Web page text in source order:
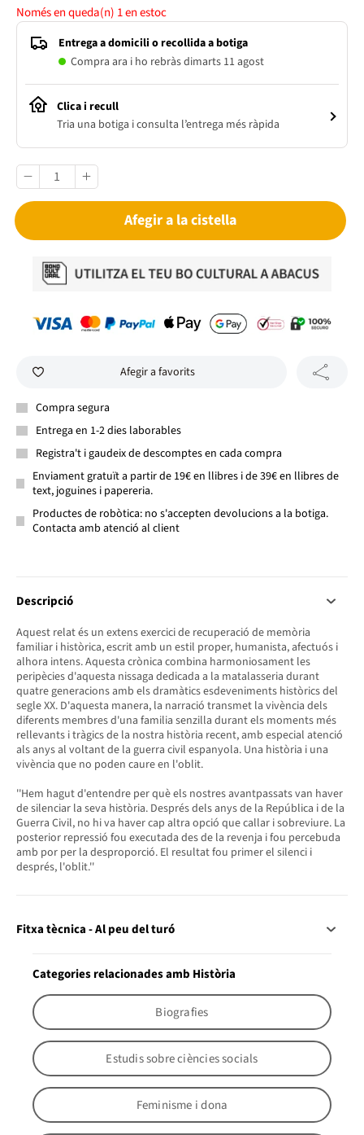
Només en queda(n) 1en estoc
Entrega a domicili o recollida a botiga
Compra ara i ho rebràs dimarts 11 agost
Clica i recull
Tria una botiga i consulta l’entrega més ràpida
Afegir a la cistella
Afegir a favorits
Compra segura
Entrega en 1-2 dies laborables
Registra't i gaudeix de descomptes en cada compra
Enviament gratuït a partir de 19€ en llibres i de 39€ en llibres de
text, joguines i papereria.
Productes de robòtica: no s'accepten devolucions a la botiga.
Contacta amb atenció al client
Descripció
Aquest relat és un extens exercici de recuperació de memòria
familiar i històrica, escrit amb un estil proper, humanista, afectuós i
alhora intens. Aquesta crònica combina harmoniosament les
peripècies d'aquesta nissaga dedicada a la matalasseria durant
quatre generacions amb els dramàtics esdeveniments històrics del
segle XX. D'aquesta manera, la narració transmet la vivència dels
diferents membres d'una familia senzilla durant els moments més
rellevants i tràgics de la nostra història recent, amb especial atenció
als anys al voltant de la guerra civil espanyola. Una història i una
vivència que no poden caure en l'oblit.
''Hem hagut d'entendre per què els nostres avantpassats van haver
de silenciar la seva història. Després dels anys de la República i de la
Guerra Civil, no hi va haver cap altra opció que callar i sobreviure. La
posterior repressió fou executada des de la revenja i fou percebuda
amb por per la desproporció. El resultat fou primer el silenci i
després, l'oblit.''
Fitxa tècnica - Al peu del turó
Categories relacionades amb Història
Biografies
Estudis sobre ciències socials
Feminisme i dona